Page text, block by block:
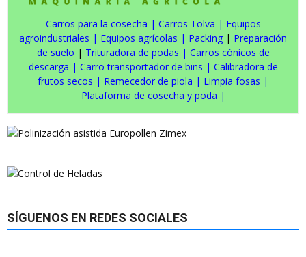
Carros para la cosecha | Carros Tolva | Equipos
agroindustriales | Equipos agrícolas | Packing | Preparación
de suelo | Trituradora de podas | Carros cónicos de
descarga | Carro transportador de bins | Calibradora de
frutos secos | Remecedor de piola | Limpia fosas |
Plataforma de cosecha y poda |
SÍGUENOS EN REDES SOCIALES